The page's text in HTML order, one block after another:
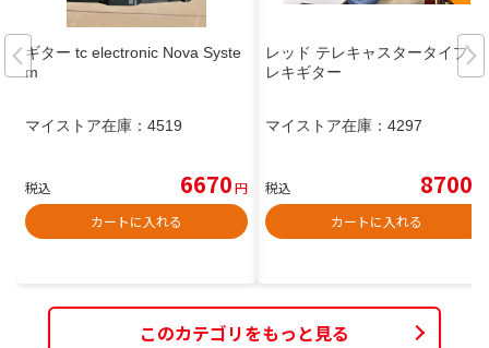
ギター tc electronic Nova Syste
m
マイストア在庫： 4519
税込 6670円
カートに入れる
レッド テレキャスタータイプ エ
レキギター
マイストア在庫： 4297
税込 8700
カートに入れる
このカテゴリをもっと見る